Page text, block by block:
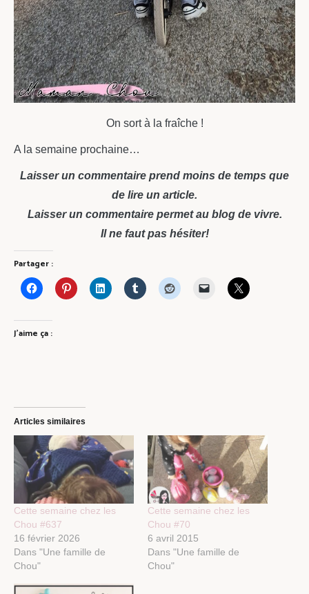
On sort à la fraîche !
A la semaine prochaine…
Laisser un commentaire prend moins de temps que
de lire un article.
Laisser un commentaire permet au blog de vivre.
Il ne faut pas hésiter!
Partager :
J’aime ça :
Articles similaires
Cette semaine chez les
Chou #637
16 février 2026
Dans "Une famille de
Chou"
Cette semaine chez les
Chou #70
6 avril 2015
Dans "Une famille de
Chou"